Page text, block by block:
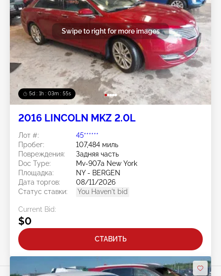
5d : 1h : 03m : 52s
Swipe to right for more images
2016 LINCOLN MKZ 2.0L
Лот #:
45******
Пробег:
107,484 миль
Повреждения:
Задняя часть
Doc Type:
Mv-907a New York
Площадка:
NY - BERGEN
Дата торгов:
08/11/2026
Статус ставки:
You Haven't bid
Current Bid:
$0
СТАВИТЬ